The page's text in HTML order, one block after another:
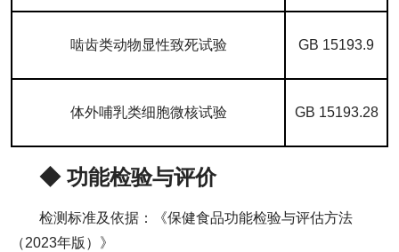
啮齿类动物显性致死试验 GB 15193.9
体外哺乳类细胞微核试验 GB 15193.28
◆ 功能检验与评价
检测标准及依据：《保健食品功能检验与评估方法
（2023年版）》